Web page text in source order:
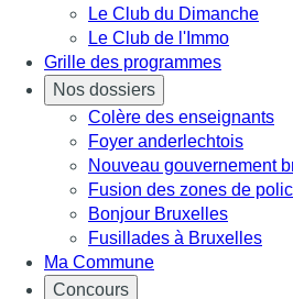
Le Club du Dimanche
Le Club de l'Immo
Grille des programmes
Nos dossiers
Colère des enseignants
Foyer anderlechtois
Nouveau gouvernement
Fusion des zones de
Bonjour Bruxelles
Fusillades à Bruxelles
Ma Commune
Concours